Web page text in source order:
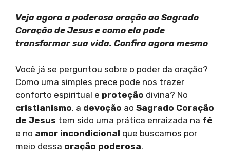
Veja agora a poderosa oração ao Sagrado
Coração de Jesus e como ela pode
transformar sua vida. Confira agora mesmo
Você já se perguntou sobre o poder da oração?
Como uma simples prece pode nos trazer
conforto espiritual e proteção divina? No
cristianismo, a devoção ao Sagrado Coração
de Jesus tem sido uma prática enraizada na fé
e no amor incondicional que buscamos por
meio dessa oração poderosa.